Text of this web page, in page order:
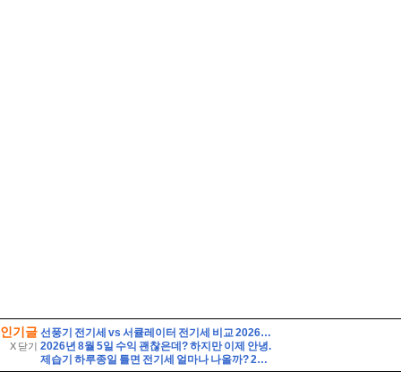
인기글
X 닫기
선풍기 전기세 vs 서큘레이터 전기세 비교 2026하루 8시간 사용하면 누가 더 저렴할까?
2026년 8월 5일 수익 괜찮은데? 하지만 이제 안녕.
제습기 하루종일 틀면 전기세 얼마나 나올까? 24시간 사용 전기요금 계산법 7가지